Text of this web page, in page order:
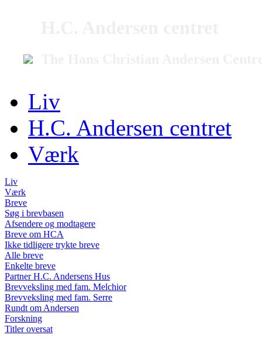
Liv
H.C. Andersen centret
Værk
Liv
Værk
Breve
Søg i brevbasen
Afsendere og modtagere
Breve om HCA
Ikke tidligere trykte breve
Alle breve
Enkelte breve
Partner H.C. Andersens Hus
Brevveksling med fam. Melchior
Brevveksling med fam. Serre
Rundt om Andersen
Forskning
Titler oversat